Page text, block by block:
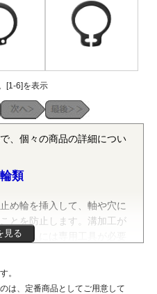
[1-6]を表示
、個々の商品の詳細につい
類
め輪を挿入して、軸や穴に
とを防止します。溝加工が
の挿入には専用工具が必要
見る
。
は、定番商品としてご用意して